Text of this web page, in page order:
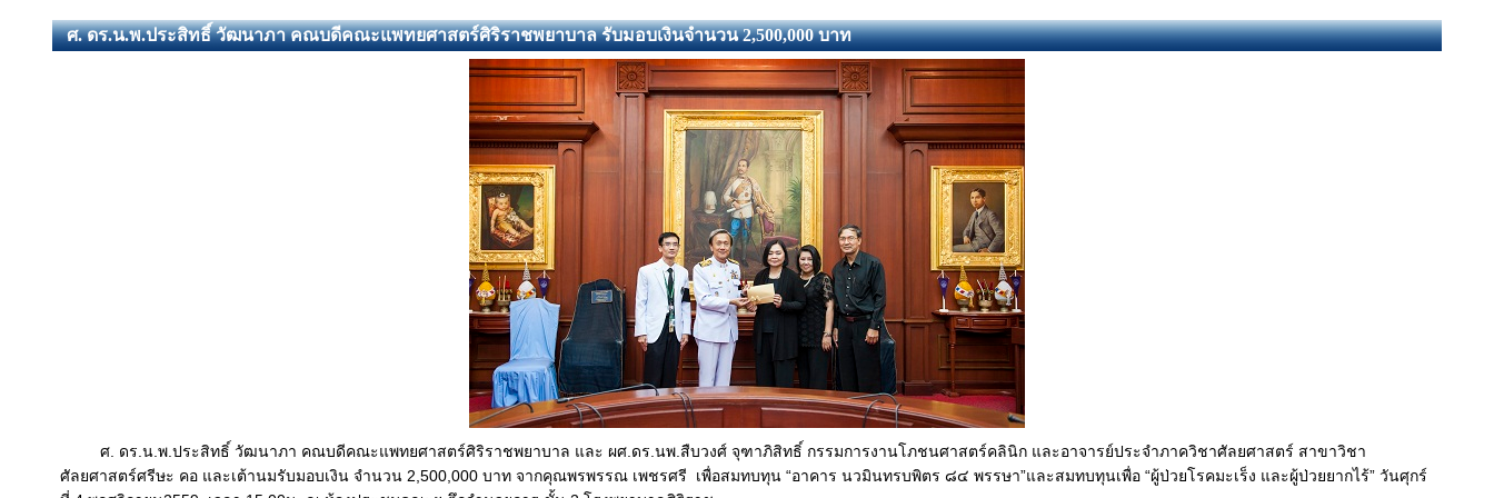
ศ. ดร.น.พ.ประสิทธิ์ วัฒนาภา คณบดีคณะแพทยศาสตร์ศิริราชพยาบาล รับมอบเงินจำนวน 2,500,000 บาท
ศ. ดร.น.พ.ประสิทธิ์ วัฒนาภา คณบดีคณะแพทยศาสตร์ศิริราชพยาบาล และ ผศ.ดร.นพ.สืบวงศ์ จุฑาภิสิทธิ์ กรรมการงานโภชนศาสตร์คลินิก และอาจารย์ประจำภาควิชาศัลยศาสตร์ สาขาวิชา
ศัลยศาสตร์ศรีษะ คอ และเต้านมรับมอบเงิน จำนวน 2,500,000 บาท จากคุณพรพรรณ เพชรศรี เพื่อสมทบทุน “อาคาร นวมินทรบพิตร ๘๔ พรรษา”และสมทบทุนเพื่อ “ผู้ป่วยโรคมะเร็ง และผู้ป่วยยากไร้” วันศุกร์